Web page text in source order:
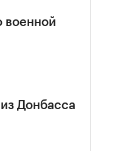
военной
Донбасса